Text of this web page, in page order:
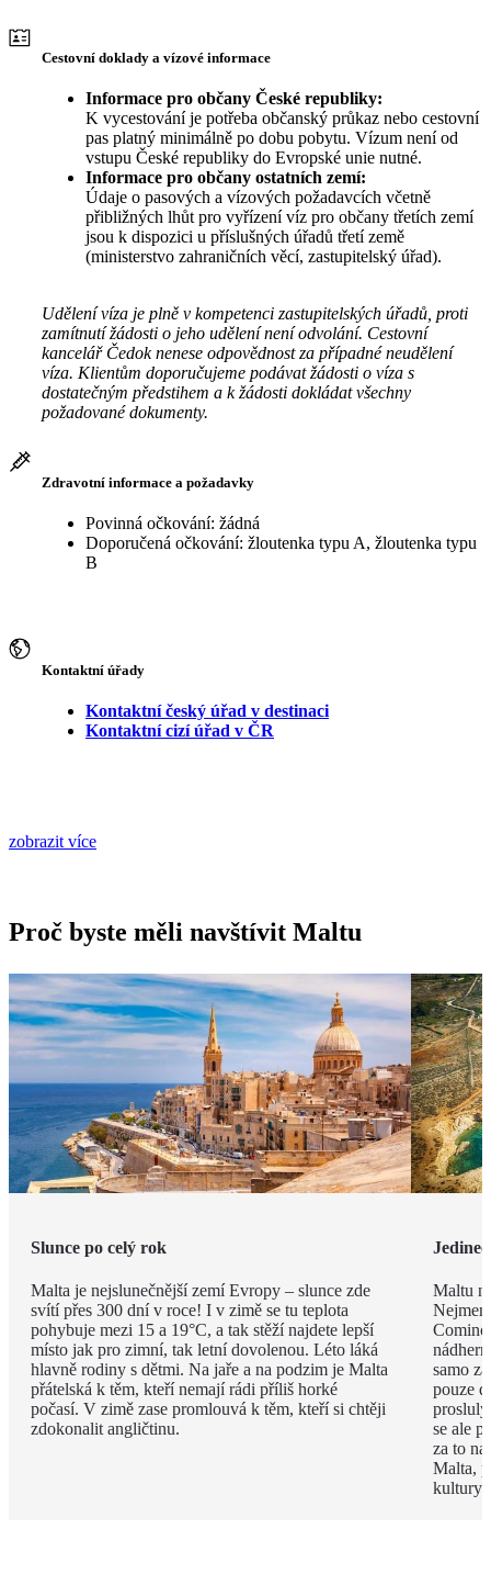
Cestovní doklady a vízové informace
Informace pro občany České republiky:
K vycestování je potřeba občanský průkaz nebo cestovní
pas platný minimálně po dobu pobytu. Vízum není od
vstupu České republiky do Evropské unie nutné.
Informace pro občany ostatních zemí:
Údaje o pasových a vízových požadavcích včetně
přibližných lhůt pro vyřízení víz pro občany třetích zemí
jsou k dispozici u příslušných úřadů třetí země
(ministerstvo zahraničních věcí, zastupitelský úřad).
Udělení víza je plně v kompetenci zastupitelských úřadů, proti
zamítnutí žádosti o jeho udělení není odvolání. Cestovní
kancelář Čedok nenese odpovědnost za případné neudělení
víza. Klientům doporučujeme podávat žádosti o víza s
dostatečným předstihem a k žádosti dokládat všechny
požadované dokumenty.
Zdravotní informace a požadavky
Povinná očkování: žádná
Doporučená očkování: žloutenka typu A, žloutenka typu
B
Kontaktní úřady
Kontaktní český úřad v destinaci
Kontaktní cizí úřad v ČR
zobrazit více
Proč byste měli navštívit Maltu
Slunce po celý rok
Malta je nejslunečnější zemí Evropy – slunce zde
svítí přes 300 dní v roce! I v zimě se tu teplota
pohybuje mezi 15 a 19°C, a tak stěží najdete lepší
místo jak pro zimní, tak letní dovolenou. Léto láká
hlavně rodiny s dětmi. Na jaře a na podzim je Malta
přátelská k těm, kteří nemají rádi příliš horké
počasí. V zimě zase promlouvá k těm, kteří si chtěji
zdokonalit angličtinu.
Maltu
samo
pouze
se ale
za to
Malta,
kultury